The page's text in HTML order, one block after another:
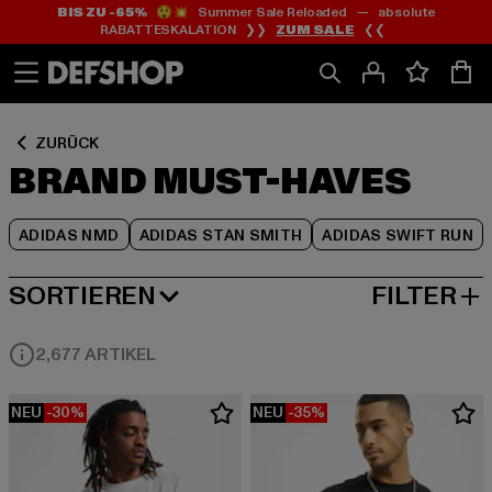
Zum
Inhalt
springen
Zum
Fußzeile
springen
BIS ZU -65%😲💥 Summer Sale Reloaded — absolute
RABATTESKALATION ❯❯ ZUM SALE ❮❮
ZURÜCK
BRAND MUST-HAVES
ADIDAS NMD ADIDAS STAN SMITH ADIDAS SWIFT RUN
Zum
Produktraster
springen
SORTIEREN
BELIEBTESTE FILTER
2,677 ARTIKEL
NEU -30% NEU -35%